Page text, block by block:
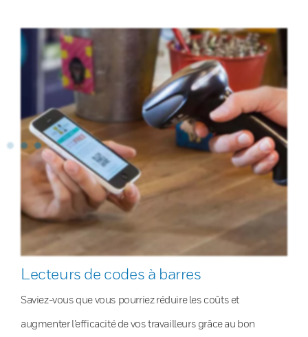
Lecteurs de codes à barres
Saviez-vous que vous pourriez réduire les coûts et
augmenter l’efficacité de vos travailleurs grâce au bon